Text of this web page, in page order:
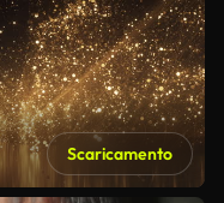
Scaricamento